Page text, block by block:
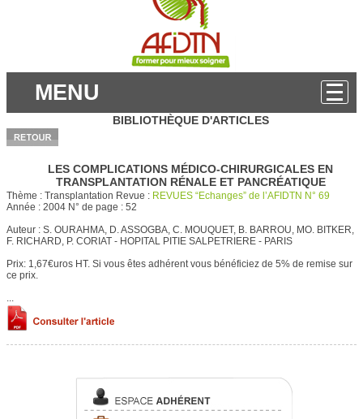
MENU
BIBLIOTHÈQUE D'ARTICLES
LES COMPLICATIONS MÉDICO-CHIRURGICALES EN
TRANSPLANTATION RÉNALE ET PANCRÉATIQUE
Thème : Transplantation Revue : REVUES “Echanges” de l’AFIDTN N° 69
Année : 2004 N° de page : 52
Auteur : S. OURAHMA, D. ASSOGBA, C. MOUQUET, B. BARROU, MO. BITKER,
F. RICHARD, P. CORIAT - HOPITAL PITIE SALPETRIERE - PARIS
Prix: 1,67€uros HT. Si vous êtes adhérent vous bénéficiez de 5% de remise sur
ce prix.
...